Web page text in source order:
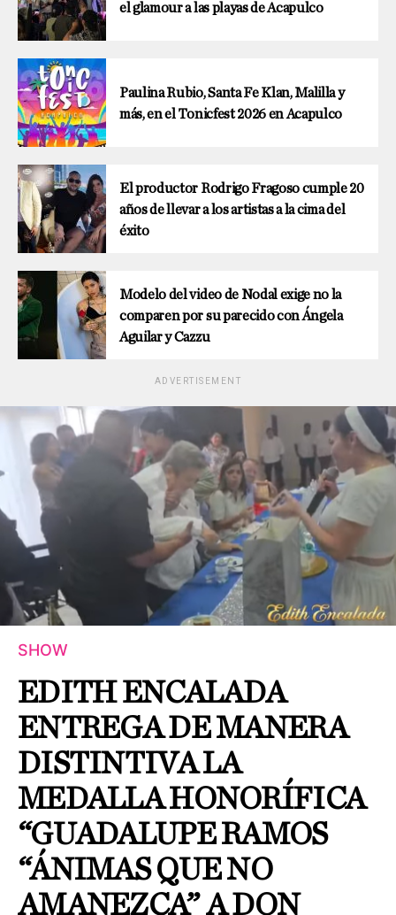
el glamour a las playas de Acapulco
Paulina Rubio, Santa Fe Klan, Malilla y
más, en el Tonicfest 2026 en Acapulco
El productor Rodrigo Fragoso cumple 20
años de llevar a los artistas a la cima del
éxito
Modelo del video de Nodal exige no la
comparen por su parecido con Ángela
Aguilar y Cazzu
ADVERTISEMENT
SHOW
EDITH ENCALADA
ENTREGA DE MANERA
DISTINTIVA LA
MEDALLA HONORÍFICA
“GUADALUPE RAMOS
“ÁNIMAS QUE NO
AMANEZCA” A DON